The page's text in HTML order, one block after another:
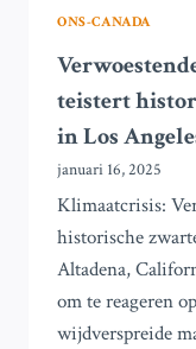
ONS-CANADA
teistert
in Los
januari 16, 2025
Klimaatcrisis:
historische
Altadena,
om te reageren
wijdverspreide